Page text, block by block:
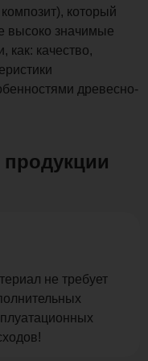
который
высоко значимые
как: качество,
древесно-
не требует